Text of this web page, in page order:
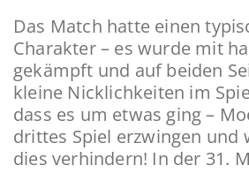
Das Match hatte einen
Charakter – es wurde mit
gekämpft und auf beiden
kleine Nicklichkeiten im
dass es um etwas ging –
drittes Spiel erzwingen und
dies verhindern! In der 31.